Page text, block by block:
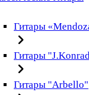
Гитары
Гитары
Гитары "Arbello"